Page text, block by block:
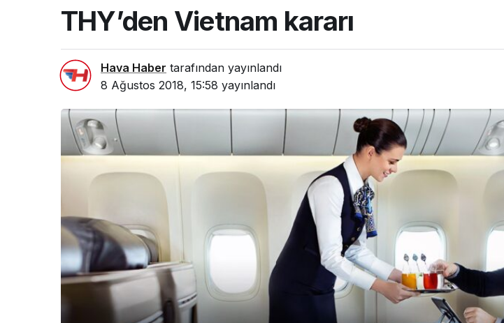
THY’den Vietnam kararı
Hava Haber tarafından yayınlandı
8 Ağustos 2018, 15:58 yayınlandı